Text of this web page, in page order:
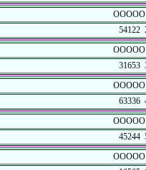
OOOOO
54122
OOOOO
31653
OOOOO
63336
OOOOO
45244
OOOOO